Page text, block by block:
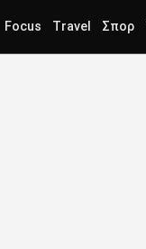
Focus Travel Σπορ